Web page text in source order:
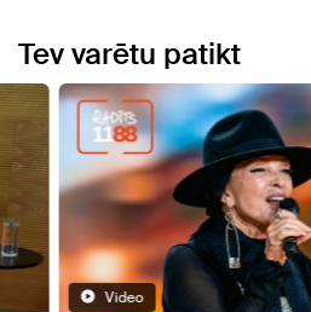
Tev varētu patikt
Video